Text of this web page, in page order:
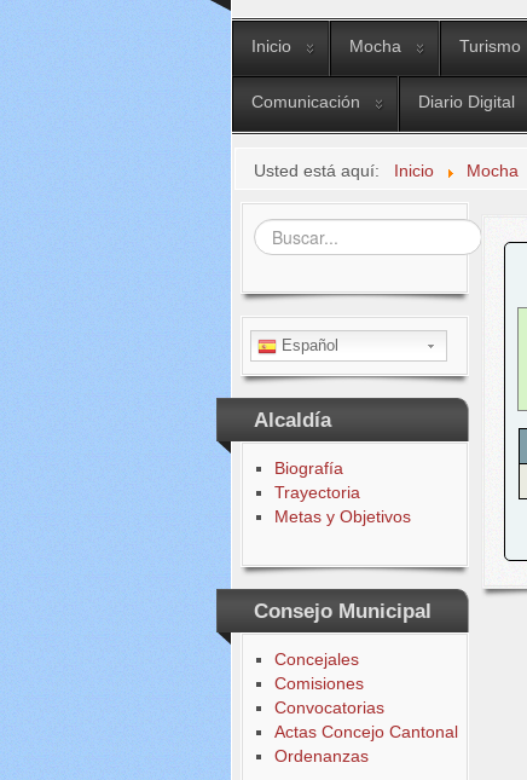
Inicio Mocha Turismo
Comunicación Diario Digital
Usted está aquí: Inicio Mocha
Buscar...
Español
Alcaldía
Biografía
Trayectoria
Metas y Objetivos
Consejo Municipal
Concejales
Comisiones
Convocatorias
Actas Concejo Cantonal
Ordenanzas